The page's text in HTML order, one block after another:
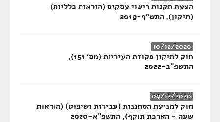
הצעת תקנות רישוי עסקים (הוראות כלליות)
(תיקון), התש"ף-2019
10/12/2020
חוק לתיקון פקודת העיריות (מס' 151),
התשפ"ב–2022
09/12/2020
חוק למניעת הסתננות (עבירות ושיפוט) (הוראות
שעה - הארכת תוקף), התשפ"א-2020